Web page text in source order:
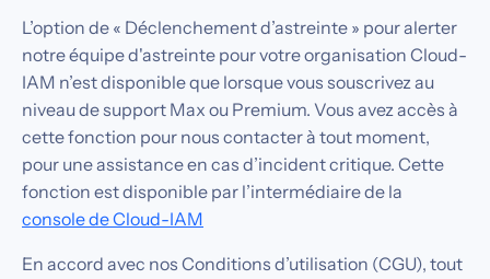
L’option de « Déclenchement d’astreinte » pour alerter
notre équipe d'astreinte pour votre organisation Cloud-
IAM n’est disponible que lorsque vous souscrivez au
niveau de support Max ou Premium. Vous avez accès à
cette fonction pour nous contacter à tout moment,
pour une assistance en cas d’incident critique. Cette
fonction est disponible par l’intermédiaire de la
console de Cloud-IAM
En accord avec nos Conditions d’utilisation (CGU), tout